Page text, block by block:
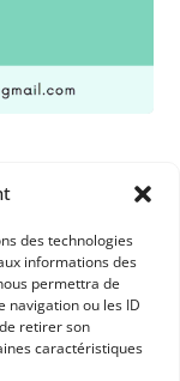
des technologies
informations des
permettra de
navigation ou les ID
retirer son
caractéristiques